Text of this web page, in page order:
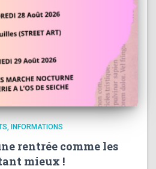
INFORMATIONS
rentrée comme les
mieux !